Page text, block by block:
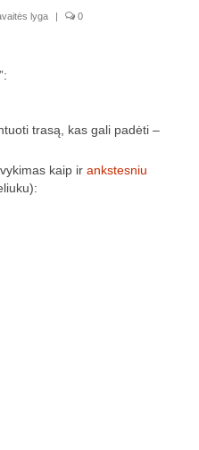
lyga | 0
trasą, kas gali padėti –
kaip ir ankstesniu